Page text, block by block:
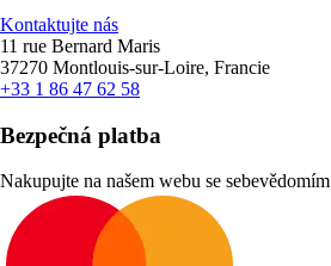
Kontaktujte nás
11 rue Bernard Maris
37270 Montlouis-sur-Loire, Francie
+33 1 86 47 62 58
Bezpečná platba
Nakupujte na našem webu se sebevědomím